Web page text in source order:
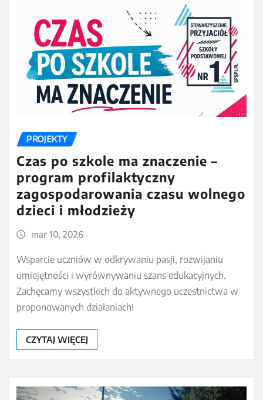
PROJEKTY
Czas po szkole ma znaczenie –
program profilaktyczny
zagospodarowania czasu wolnego
dzieci i młodzieży
mar 10, 2026
Wsparcie uczniów w odkrywaniu pasji, rozwijaniu
umiejętności i wyrównywaniu szans edukacyjnych.
Zachęcamy wszystkich do aktywnego uczestnictwa w
proponowanych działaniach!
CZYTAJ WIĘCEJ